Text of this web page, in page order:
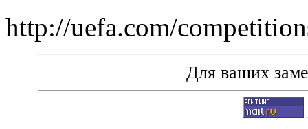
http://uefa.com/
Для ваших